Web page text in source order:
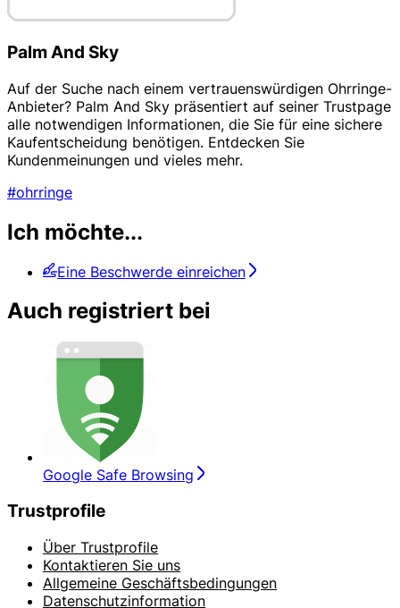
Palm And Sky
Auf der Suche nach einem vertrauenswürdigen Ohrringe-
Anbieter? Palm And Sky präsentiert auf seiner Trustpage
alle notwendigen Informationen, die Sie für eine sichere
Kaufentscheidung benötigen. Entdecken Sie
Kundenmeinungen und vieles mehr.
#ohrringe
Ich möchte...
Eine Beschwerde einreichen
Auch registriert bei
Google Safe Browsing
Trustprofile
Über Trustprofile
Kontaktieren Sie uns
Allgemeine Geschäftsbedingungen
Datenschutzinformation